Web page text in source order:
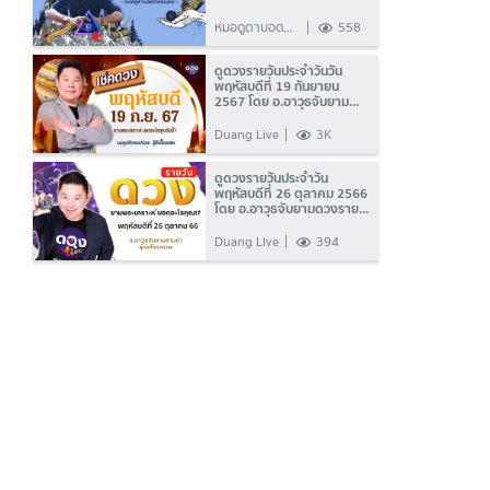
หมอดูตาบอด
ทิพยเนตร
558
ดูดวงรายวันประจำวันวัน
พฤหัสบดีที่ 19 กันยายน
2567 โดย อ.อาวุธจับยาม
Duang Live 3K
ดูดวงรายวันประจำวัน
พฤหัสบดีที่ 26 ตุลาคม 2566
โดย อ.อาวุธจับยามดวงราย
Duang Live 394